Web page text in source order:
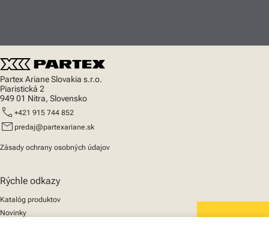
Partex Ariane Slovakia s.r.o.
Piaristická 2
949 01 Nitra, Slovensko
call +421 915 744 852
mail predaj@partexariane.sk
Zásady ochrany osobných údajov
Rýchle odkazy
Katalóg produktov
Novinky